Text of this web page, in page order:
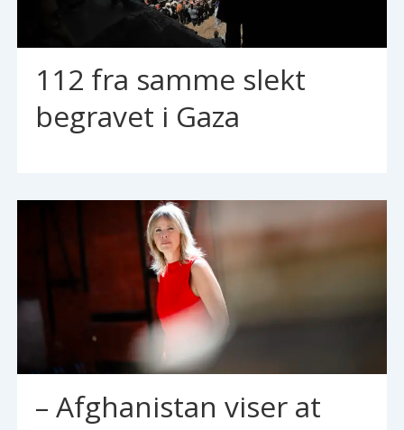
112 fra samme slekt
begravet i Gaza
– Afghanistan viser at